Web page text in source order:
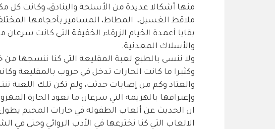
منها أشكالا عديدة من الأسلحة والبنادق، وكانت
ملاقط الغسيل، المطاط، المسامير بأحجامها
بقايا أعمدة الخيام الزرقاء الخفيفة التي كانت سرعان
والأسلاك المعدنية.
ولا ننسى بالطبع لعبة المقليعة التي كنا ننسجها من
وكثيرا ما كانت الحارات تدخل في حروب بالمقليعة
والعتاد وكم من إصابات حدثت، ولم تكن تلك اللعبة
وإعترافها بالهزيمة التي سرعان ما تعود الحارة
ان الحديث عن ألعاب الطفولة في حارات المخيم
الالعاب التي كنا نخترعها في الأدب الروائي وحتى في